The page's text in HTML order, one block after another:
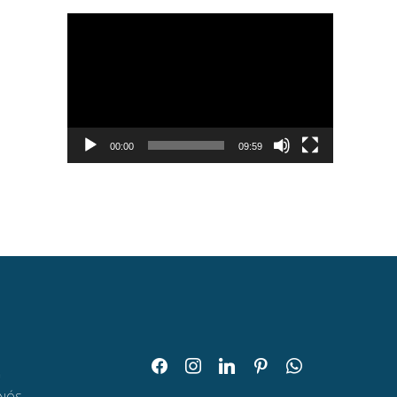
00:00 09:59
facebookinstagramlinkedinpinterestwhatsapp